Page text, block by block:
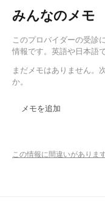
みんなのメモ
このプロバイダーの受診
情報です。英語や日本語
まだメモはありません。
か。
メモを追加
この情報に間違いがありま